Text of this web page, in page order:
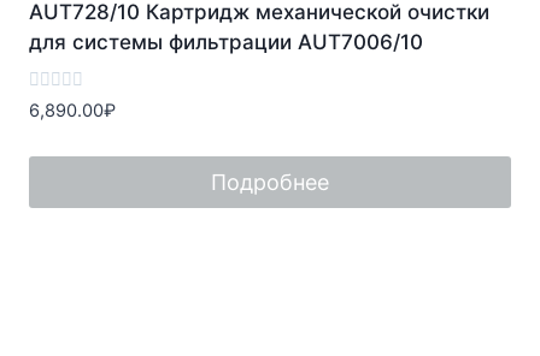
AUT728/10 Картридж механической очистки
для системы фильтрации AUT7006/10
Оценка
0
5
6,890.00₽
Подробнее